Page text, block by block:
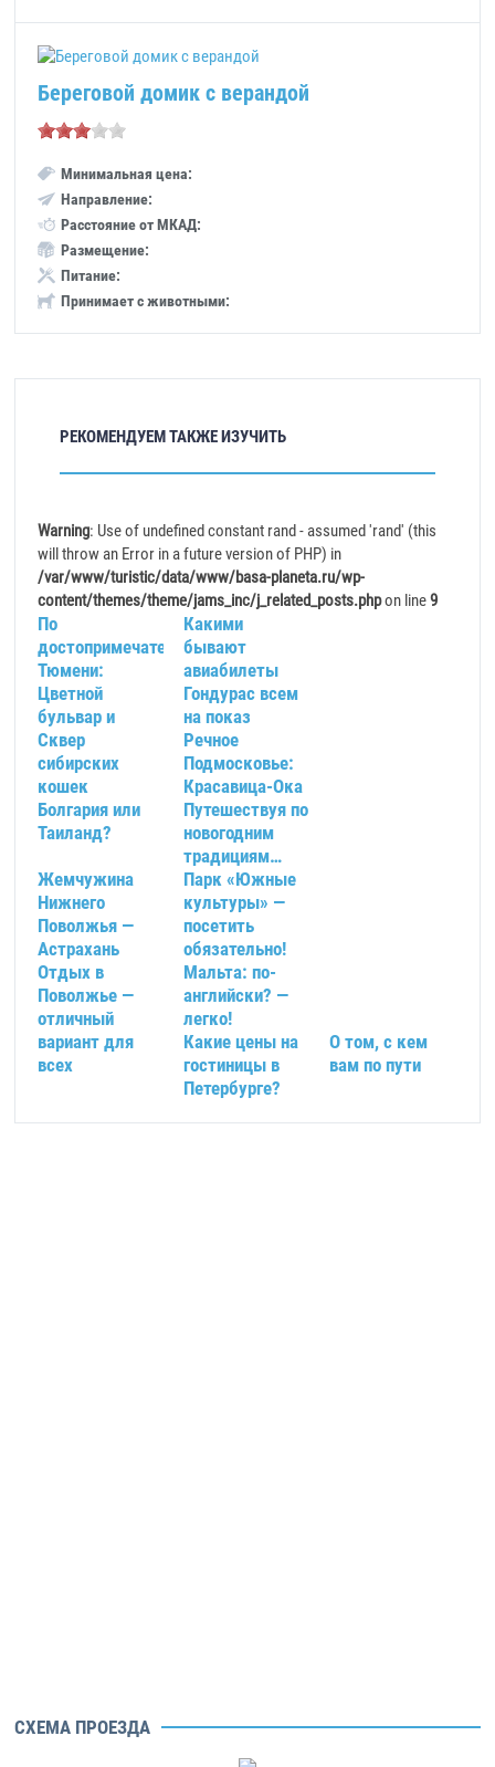
Береговой домик с верандой
Минимальная цена:
Направление:
Расстояние от МКАД:
Размещение:
Питание:
Принимает с животными:
РЕКОМЕНДУЕМ ТАКЖЕ ИЗУЧИТЬ
Warning: Use of undefined constant rand - assumed 'rand' (this
will throw an Error in a future version of PHP) in
/var/www/turistic/data/www/basa-planeta.ru/wp-
content/themes/theme/jams_inc/j_related_posts.phpon line9
По
достопримечательностям
Тюмени:
Цветной
бульвар и
Сквер
сибирских
кошек
Какими
бывают
авиабилеты
Гондурас всем
на показ
Речное
Подмосковье:
Красавица-Ока
Болгария или
Таиланд?
Путешествуя по
новогодним
традициям…
Жемчужина
Нижнего
Поволжья —
Астрахань
Парк «Южные
культуры» —
посетить
обязательно!
Отдых в
Поволжье —
отличный
вариант для
всех
Мальта: по-
английски? —
легко!
Какие цены на
гостиницы в
Петербурге?
О том, с кем
вам по пути
СХЕМА ПРОЕЗДА